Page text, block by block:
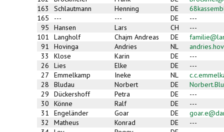
163
Schlautmann Henning DE
165
--- --- DE
---
95
Hansen Lars CH
---
101
Langholf Chajm Andreas DE
91
Hovinga Andries NL
33
Klose Karin DE
---
26
Lies Elke DE
---
27
Emmelkamp Ineke NL
28
Bludau Norbert DE
29
Dückershoff Petra DE
---
30
Könne Ralf DE
---
31
Engeländer Goar DE
32
Matheus Konrad DE
---